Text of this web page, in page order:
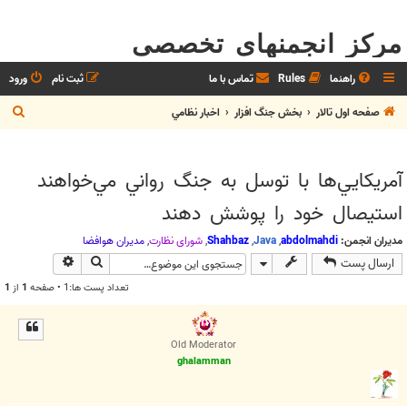
مرکز انجمنهای تخصصی
راهنما Rules تماس با ما ورود
ثبت نام
صفحه اول تالار
بخش جنگ افزار اخبار نظامي
س
آمريكايي‌ها با توسل به جنگ رواني مي‌خواهند
استيصال خود را پوشش دهند
مدیران انجمن: abdolmahdi
,
Java
,
Shahbaz
,شوراي نظارت,مديران هوافضا
ارسال پست جستجو
تعداد پست ها:1 • صفحه 1 از 1
Old Moderator
ghalamman